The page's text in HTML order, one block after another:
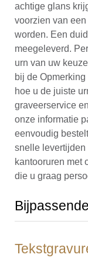
achtige glans
voorzien van
worden. Een
meegeleverd.
urn van uw
bij de
hoe u de juiste
graveerservice
onze informatie
eenvoudig
snelle levertijden
kantooruren met
die u graag